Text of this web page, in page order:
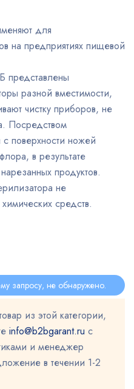
для
на предприятиях пищевой
представлены
разной вместимости,
чистку приборов, не
Посредством
с поверхности ножей
в результате
продуктов.
не
средств.
запросу, не обнаружено.
из этой категории,
info@b2bgarant.ru с
и менеджер
в течении 1-2